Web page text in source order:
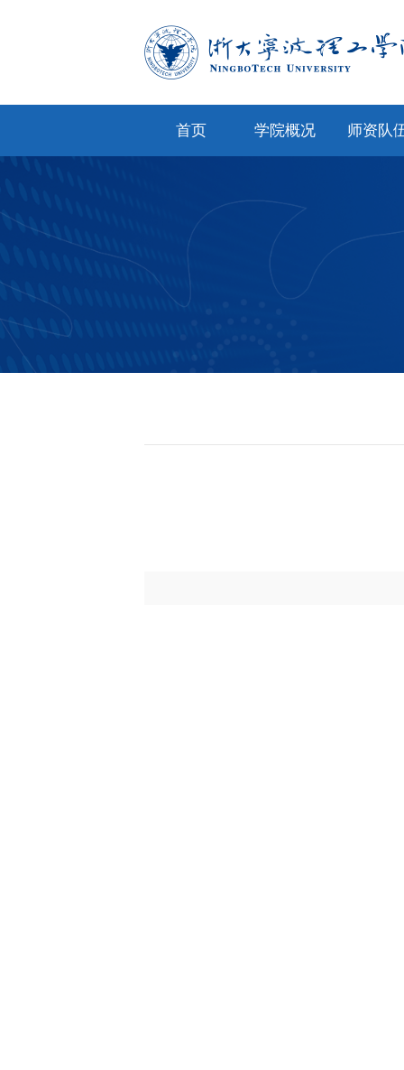
首页 学院概况 师资队